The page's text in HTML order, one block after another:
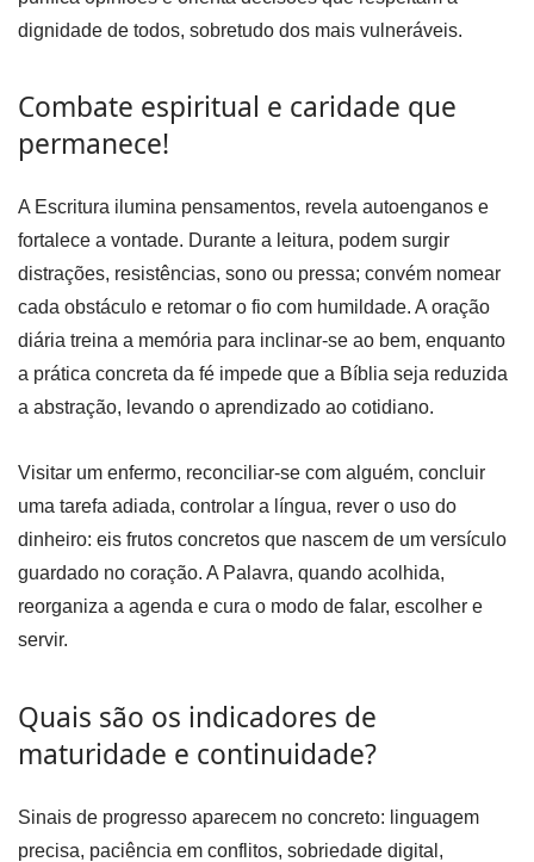
dignidade de todos, sobretudo dos mais vulneráveis.
Combate espiritual e caridade que
permanece!
A Escritura ilumina pensamentos, revela autoenganos e
fortalece a vontade. Durante a leitura, podem surgir
distrações, resistências, sono ou pressa; convém nomear
cada obstáculo e retomar o fio com humildade. A oração
diária treina a memória para inclinar-se ao bem, enquanto
a prática concreta da fé impede que a Bíblia seja reduzida
a abstração, levando o aprendizado ao cotidiano.
Visitar um enfermo, reconciliar-se com alguém, concluir
uma tarefa adiada, controlar a língua, rever o uso do
dinheiro: eis frutos concretos que nascem de um versículo
guardado no coração. A Palavra, quando acolhida,
reorganiza a agenda e cura o modo de falar, escolher e
servir.
Quais são os indicadores de
maturidade e continuidade?
Sinais de progresso aparecem no concreto: linguagem
precisa, paciência em conflitos, sobriedade digital,